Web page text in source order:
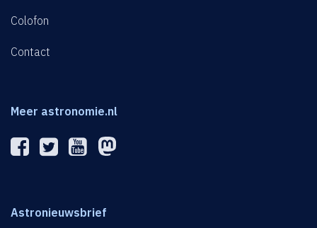
Colofon
Contact
Meer astronomie.nl
Astronieuwsbrief